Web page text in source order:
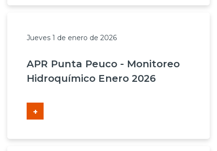
Jueves 1 de enero de 2026
APR Punta Peuco - Monitoreo
Hidroquímico Enero 2026
+